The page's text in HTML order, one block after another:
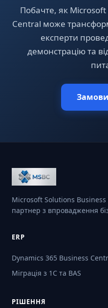
Побачте, як
Central може
експерти
демонстрацію та
Microsoft Solutions
партнер з впровадження
ERP
Dynamics 365 Business
Міграція з 1С та BAS
РІШЕННЯ